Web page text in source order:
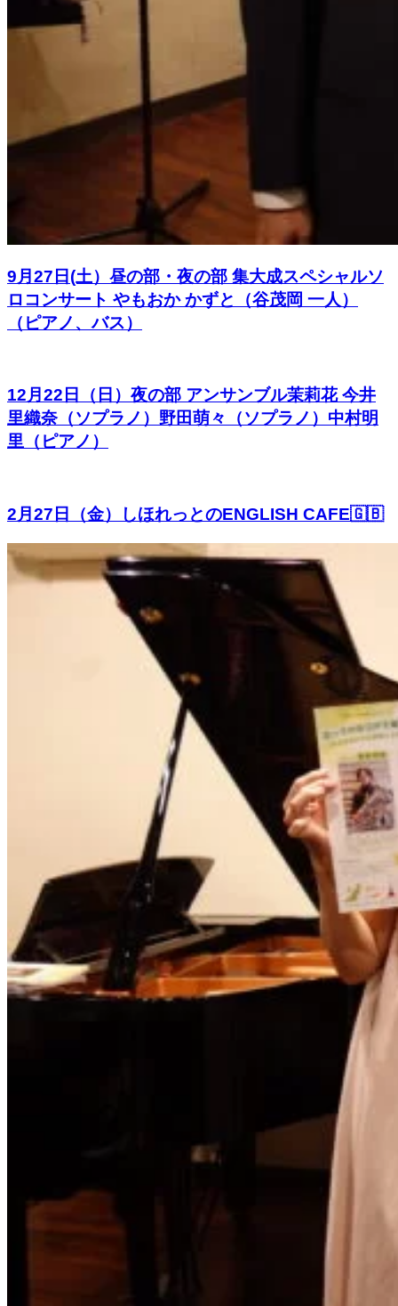
9月27日(土）昼の部・夜の部 集大成スペシャルソ
ロコンサート やもおか かずと（谷茂岡 一人）
（ピアノ、バス）
12月22日（日）夜の部 アンサンブル茉莉花 今井
里織奈（ソプラノ）野田萌々（ソプラノ）中村明
里（ピアノ）
2月27日（金）しほれっとのENGLISH CAFE🇬🇧